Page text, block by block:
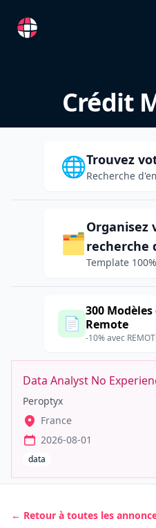
RemoteFR
Crédit
🌐Trouvez
Recherche
🗂️
Organisez
recherche
Template
📄
300 Modèles
Remote
-10% avec
Data Analyst No
Peroptyx
France
2026-08-01
data
← Retour à toutes les